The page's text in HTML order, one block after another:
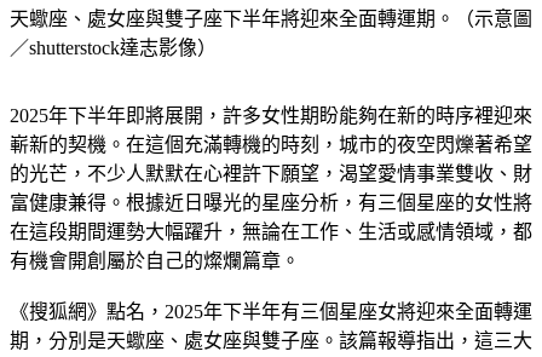
天蠍座、處女座與雙子座下半年將迎來全面轉運期。（示意圖
／shutterstock達志影像）
2025年下半年即將展開，許多女性期盼能夠在新的時序裡迎來
嶄新的契機。在這個充滿轉機的時刻，城市的夜空閃爍著希望
的光芒，不少人默默在心裡許下願望，渴望愛情事業雙收、財
富健康兼得。根據近日曝光的星座分析，有三個星座的女性將
在這段期間運勢大幅躍升，無論在工作、生活或感情領域，都
有機會開創屬於自己的燦爛篇章。
《搜狐網》點名，2025年下半年有三個星座女將迎來全面轉運
期，分別是天蠍座、處女座與雙子座。該篇報導指出，這三大